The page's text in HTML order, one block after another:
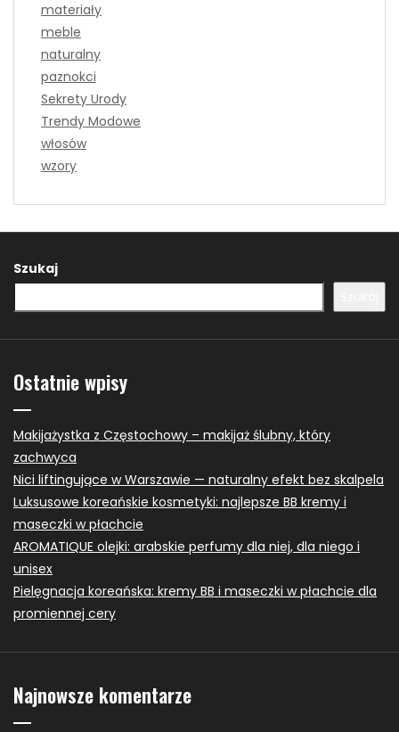
materiały
meble
naturalny
paznokci
Sekrety Urody
Trendy Modowe
włosów
wzory
Szukaj
Ostatnie wpisy
Makijażystka z Częstochowy – makijaż ślubny, który
zachwyca
Nici liftingujące w Warszawie — naturalny efekt bez skalpela
Luksusowe koreańskie kosmetyki: najlepsze BB kremy i
maseczki w płachcie
AROMATIQUE olejki: arabskie perfumy dla niej, dla niego i
unisex
Pielęgnacja koreańska: kremy BB i maseczki w płachcie dla
promiennej cery
Najnowsze komentarze